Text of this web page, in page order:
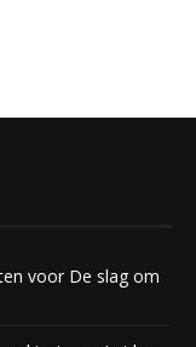
voor De slag om